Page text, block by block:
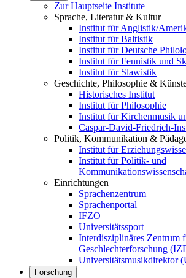
Zur Hauptseite Institute
Sprache, Literatur & Kultur
Institut für Anglistik/
Institut für Baltistik
Institut für Deutsche
Institut für Fennistik und
Institut für Slawistik
Geschichte, Philosophie &
Historisches Institut
Institut für Philosophie
Institut für Kirchenmusik
Caspar-David-Friedrich-
Politik, Kommunikation &
Institut für
Institut für Politik- und
Einrichtungen
Sprachenzentrum
Sprachenportal
IFZO
Universitätssport
Interdisziplinäres Zentrum
Geschlechterforschung
Universitätsmusikdirektor
Forschung